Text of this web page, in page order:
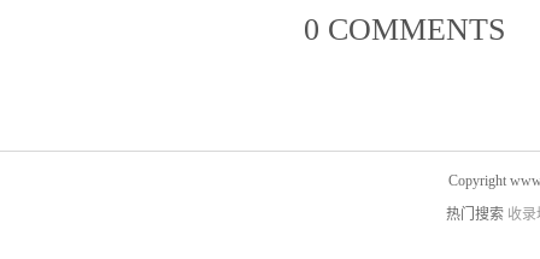
0 COMMENTS
Copyright
热门搜索 收录